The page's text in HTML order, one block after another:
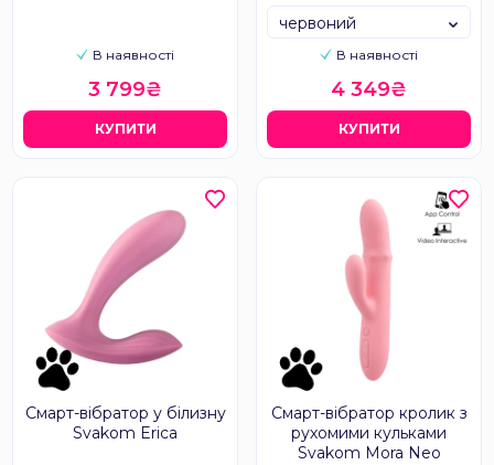
В наявності
3 799₴
КУПИТИ
В наявності
червоний
4 349₴
КУПИТИ
Смарт-вібратор у білизну
Svakom Erica
Смарт-вібратор кролик з
рухомими кульками
Svakom Mora Neo